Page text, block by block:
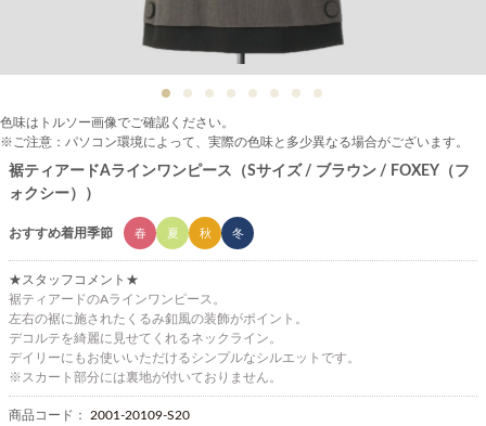
色味はトルソー画像でご確認ください。
※ご注意：パソコン環境によって、実際の色味と多少異なる場合がございます。
裾ティアードAラインワンピース（Sサイズ / ブラウン / FOXEY（フ
ォクシー））
おすすめ着用季節 春 夏 秋 冬
★スタッフコメント★
裾ティアードのAラインワンピース。
左右の裾に施されたくるみ釦風の装飾がポイント。
デコルテを綺麗に見せてくれるネックライン。
デイリーにもお使いいただけるシンプルなシルエットです。
※スカート部分には裏地が付いておりません。
商品コード： 2001-20109-S20